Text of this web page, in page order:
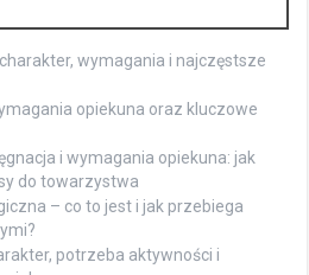
wymagania i najczęstsze
opiekuna oraz kluczowe
i wymagania opiekuna: jak
do towarzystwa
– co to jest i jak przebiega
potrzeba aktywności i